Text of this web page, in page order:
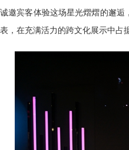
诚邀宾客体验这场星光熠熠的邂逅
表，在充满活力的跨文化展示中占